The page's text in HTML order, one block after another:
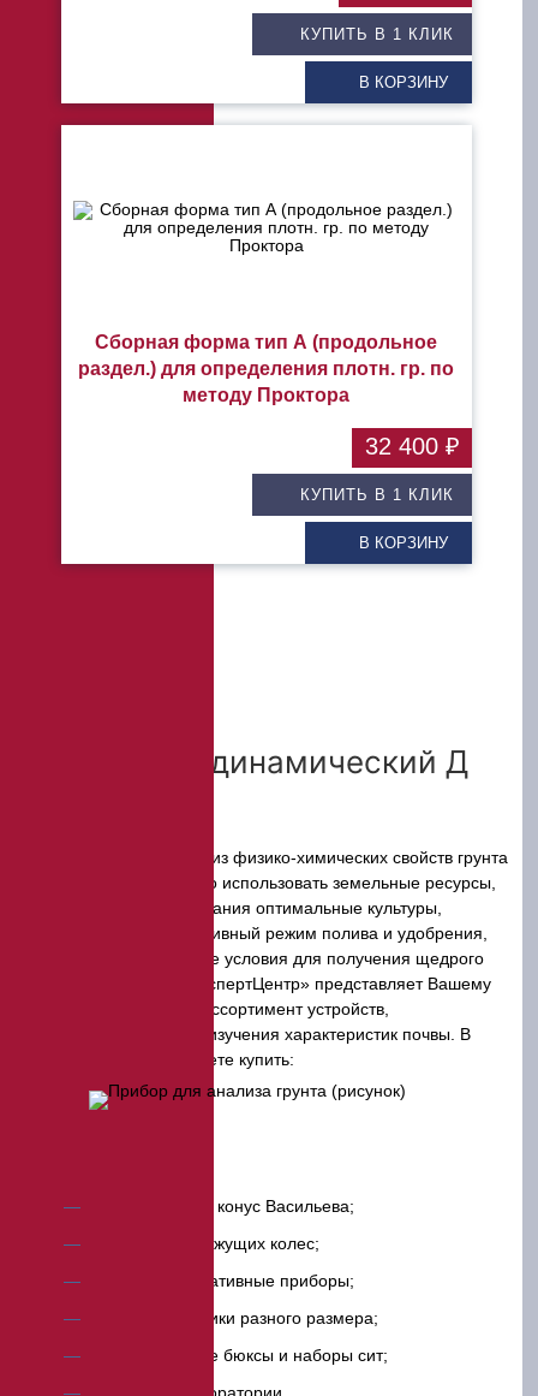
КУПИТЬ В 1 КЛИК
В КОРЗИНУ
Сборная форма тип А (продольное
раздел.) для определения плотн. гр. по
методу Проктора
КУПИТЬ В 1 КЛИК
В КОРЗИНУ
32 400 ₽
Плотномер динамический Д
Комплексный анализ физико-химических свойств грунта
позволяет рационально использовать земельные ресурсы,
выбирать для выращивания оптимальные культуры,
разрабатывать эффективный режим полива и удобрения,
создавать качественные условия для получения щедрого
урожая. Компания «ЭкспертЦентр» представляет Вашему
вниманию обширный ассортимент устройств,
предназначенных для изучения характеристик почвы. В
этом разделе Вы сможете купить:
балансирный конус Васильева;
комплекты режущих колес;
воронки и штативные приборы;
пробоотборники разного размера;
алюминиевые бюксы и наборы сит;